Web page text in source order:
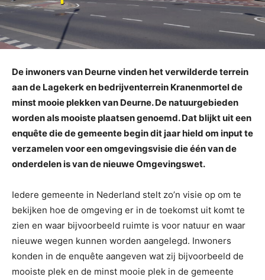
De inwoners van Deurne vinden het verwilderde terrein
aan de Lagekerk en bedrijventerrein Kranenmortel de
minst mooie plekken van Deurne. De natuurgebieden
worden als mooiste plaatsen genoemd. Dat blijkt uit een
enquête die de gemeente begin dit jaar hield om input te
verzamelen voor een omgevingsvisie die één van de
onderdelen is van de nieuwe Omgevingswet.
Iedere gemeente in Nederland stelt zo’n visie op om te
bekijken hoe de omgeving er in de toekomst uit komt te
zien en waar bijvoorbeeld ruimte is voor natuur en waar
nieuwe wegen kunnen worden aangelegd. Inwoners
konden in de enquête aangeven wat zij bijvoorbeeld de
mooiste plek en de minst mooie plek in de gemeente